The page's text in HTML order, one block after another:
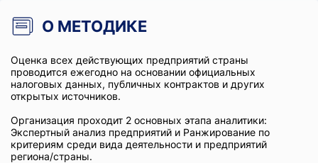
О МЕТОДИКЕ
Оценка всех действующих предприятий страны
проводится ежегодно на основании официальных
налоговых данных, публичных контрактов и других
открытых источников.
Организация проходит 2 основных этапа аналитики:
Экспертный анализ предприятий и Ранжирование по
критериям среди вида деятельности и предприятий
региона/страны.